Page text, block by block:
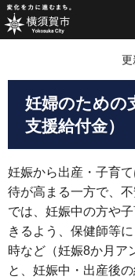
更
妊婦のための
支援給付金）
妊娠から出産・子育
待が高まる一方で、
では、妊娠中の方や
きるよう、保健師等
時など（妊娠8か月ア
と、妊娠中・出産後